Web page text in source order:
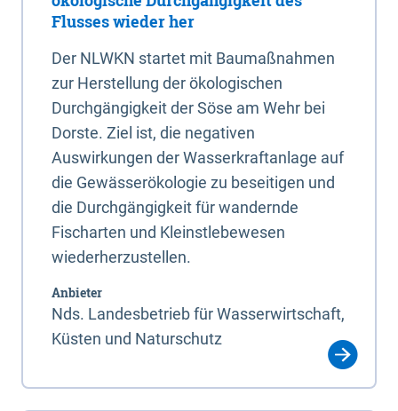
Flusses wieder her
Der NLWKN startet mit Baumaßnahmen
zur Herstellung der ökologischen
Durchgängigkeit der Söse am Wehr bei
Dorste. Ziel ist, die negativen
Auswirkungen der Wasserkraftanlage auf
die Gewässerökologie zu beseitigen und
die Durchgängigkeit für wandernde
Fischarten und Kleinstlebewesen
wiederherzustellen.
Anbieter
Nds. Landesbetrieb für Wasserwirtschaft,
Küsten und Naturschutz